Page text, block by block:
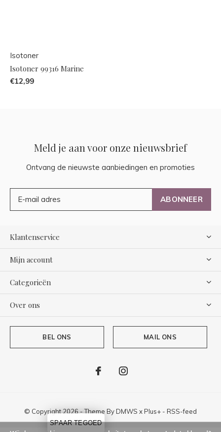
Isotoner
Isotoner 99316 Marine
€12,99
Meld je aan voor onze nieuwsbrief
Ontvang de nieuwste aanbiedingen en promoties
ABONNEER
Klantenservice
Mijn account
Categorieën
Over ons
BEL ONS MAIL ONS
© Copyright 2026 - Theme ByDMWS xPlus+ - RSS-feed
SPAAR TEGOED